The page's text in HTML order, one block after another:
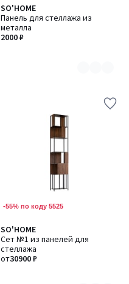
SO'HOME
Панель для стеллажа из
металла
2000 ₽
Количество
цветов:
2
-55% по коду 5525
SO'HOME
Сет №1 из панелей для
стеллажа
от30900 ₽
Количество
цветов:
2